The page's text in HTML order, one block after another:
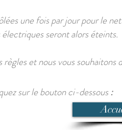
une fois par jour pour le
seront alors éteints.
et nous vous souhaitons
sur le bouton ci-dessous :